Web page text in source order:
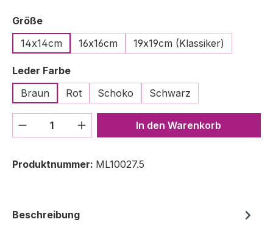
Größeauswählen
14x14cm
16x16cm 19x19cm (Klassiker)
Leder Farbeauswählen
Braun
Rot Schoko Schwarz
Produkt Anzahl: Gib denIn den Warenkorb
Produktnummer: ML10027.5
Beschreibung